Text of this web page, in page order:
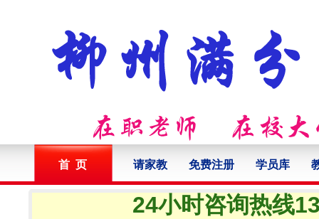
首 页 请家教 免费注册 学员库
24小时咨询热线